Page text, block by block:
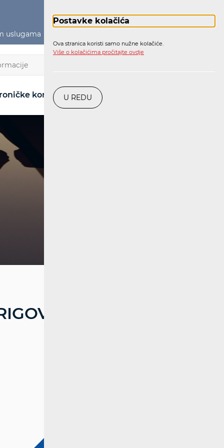
Postavke kolačića
Ova stranica koristi samo nužne kolačiće.
Više o kolačićima pročitajte ovdje
U REDU
uslugama
komunikacije Pošta